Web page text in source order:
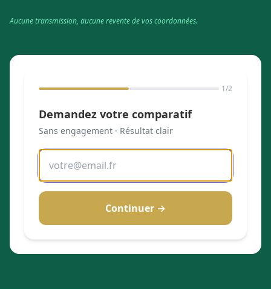
Aucune transmission, aucune revente de vos coordonnées.
1/2
Demandez votre comparatif
Sans engagement · Résultat clair
Continuer →